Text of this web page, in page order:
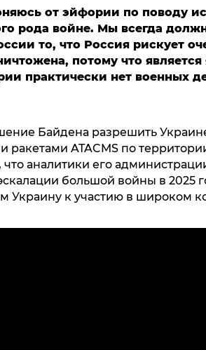
от эйфории по поводу
рода войне. Мы всегда
то, что Россия рискует
потому что
практически нет военных
Байдена разрешить
ракетами ATACMS по
что аналитики его
большой войны в 2025
Украину к участию в широком